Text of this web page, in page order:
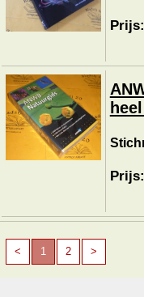
< 1 2 >